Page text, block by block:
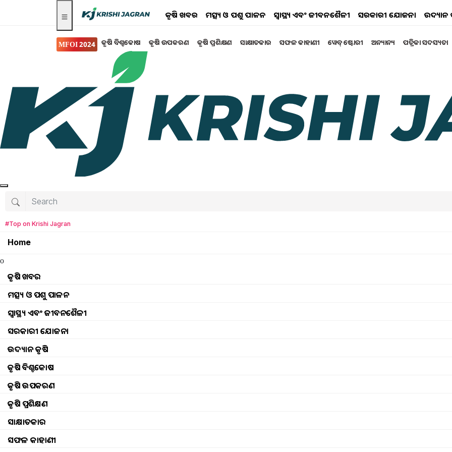
କୃଷି ଖବର ମତ୍ସ୍ୟ ଓ ପଶୁ ପାଳନ ସ୍ୱାସ୍ଥ୍ୟ ଏବଂ ଜୀବନଶୈଳୀ ସରକାରୀ ଯୋଜନା ଉଦ୍ୟାନ
MFOI 2024 କୃଷି ବିଶ୍ବକୋଷ କୃଷି ଉପକରଣ କୃଷି ପ୍ରଶିକ୍ଷଣ ସାକ୍ଷାତକାର ସଫଳ କାହାଣୀ ୱେବ୍ ଷ୍ଟୋରୀ ଅନ୍ୟାନ୍ୟ ପତ୍ରିକା ସଦସ୍ୟତା
#Top on Krishi Jagran
Home
o
କୃଷି ଖବର
ମତ୍ସ୍ୟ ଓ ପଶୁ ପାଳନ
ସ୍ୱାସ୍ଥ୍ୟ ଏବଂ ଜୀବନଶୈଳୀ
ସରକାରୀ ଯୋଜନା
ଉଦ୍ୟାନ କୃଷି
କୃଷି ବିଶ୍ବକୋଷ
କୃଷି ଉପକରଣ
କୃଷି ପ୍ରଶିକ୍ଷଣ
ସାକ୍ଷାତକାର
ସଫଳ କାହାଣୀ
କୃଷି ଖବର
ବ୍ଲକସ୍ତରୀୟ ମତ୍ସ୍ୟ ଏବଂ ପ୍ରାଣୀ ସମ୍ପଦ ମେଳା- ୨୦୨୫ ରେ
ନୋଭେଲଟେକ୍ ର ଅଂଶଗ୍ରହଣ
ଓଡିଶା ସରକାରଙ୍କ ମତ୍ସ୍ୟ ଓ ପଶୁ ସମ୍ପଦ ବିକାଶ ବିଭାଗ ଦ୍ୱାରା ଆୟୋଜିତ ବ୍ଲକସ୍ତରୀୟ ମତ୍ସ୍ୟ ଏବଂ ପ୍ରାଣୀ ସମ୍ପଦ ମେଳା-